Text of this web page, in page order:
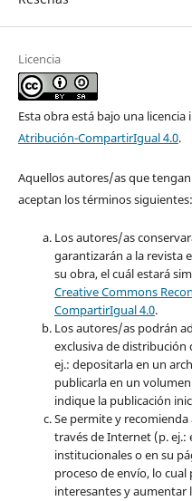
Licencia
Esta obra está bajo una
Atribución-CompartirIgual 4.0.
Aquellos autores/as que
aceptan los términos siguientes:
Los autores/as
garantizarán a la revista
su obra, el cuál estará
Creative Commons
CompartirIgual 4.0.
Los autores/as podrán
exclusiva de distribución
ej.: depositarla en un
publicarla en un
indique la publicación
Se permite y
través de Internet (p. ej.:
institucionales o en su
proceso de envío, lo
interesantes y aumentar